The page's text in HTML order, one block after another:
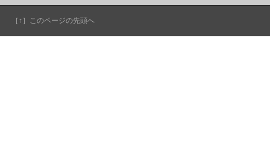
［↑］このページの先頭へ